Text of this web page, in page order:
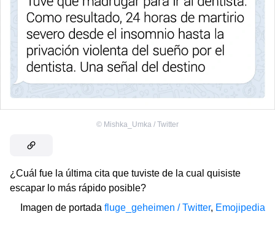
© Mishka_Umka / Twitter
¿Cuál fue la última cita que tuviste de la cual quisiste
escapar lo más rápido posible?
Imagen de portada fluge_geheimen / Twitter, Emojipedia